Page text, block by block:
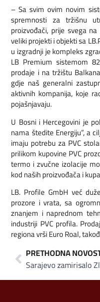
– Sa svim ovim novim
spremnosti za tržišnu
proizvođači, prije svega
veliki projekti i objekti sa
u izgradnji je kompleks
LB Premium sistemom
prodaje i na tržištu
gdje naš generalni
aktivnih kompanija, koje
pojašnjavaju.
U Bosni i Hercegovini je
nama štedite Energiju”, a
imaju potrebu za PVC
prilikom kupovine PVC
termo i zvučne izolacije
kod naših proizvođača i
LB. Profile GmbH već
prozore i vrata, sa
znanjem i naprednom
industriji PVC profila.
regiona vrši Euro Roal,
PRETHODNA